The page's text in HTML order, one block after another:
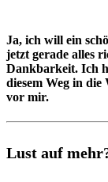
Ja, ich will ein
jetzt gerade alles
Dankbarkeit. Ich
diesem Weg in die
vor mir.
Lust auf